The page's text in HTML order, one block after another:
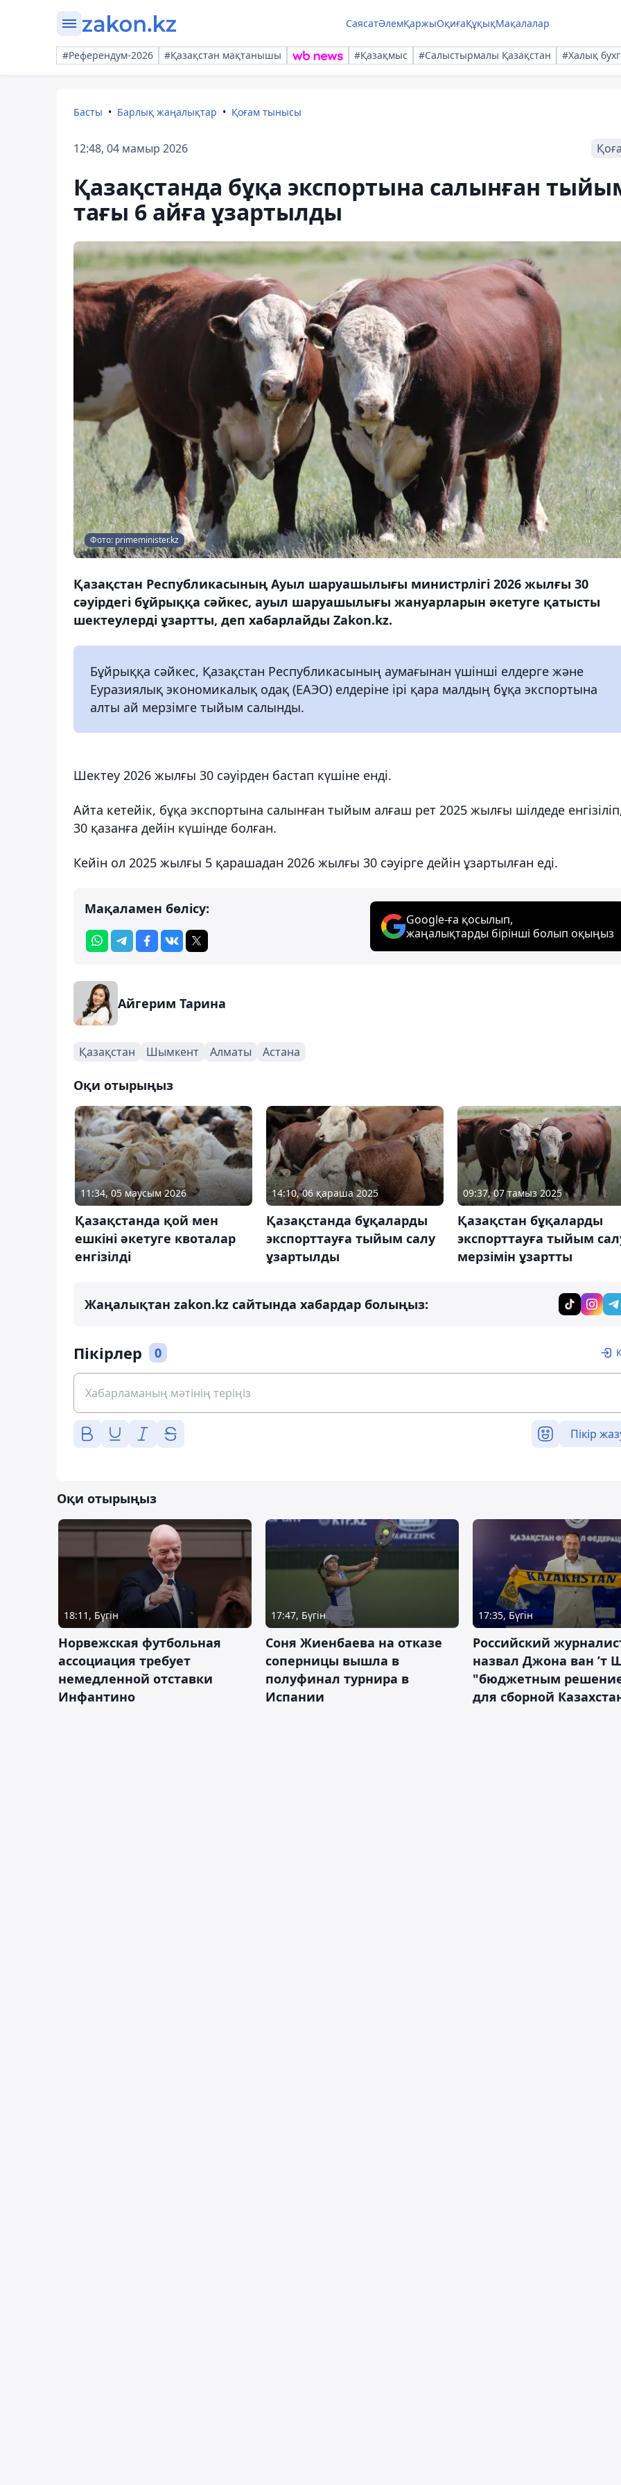
СаясатӘлемҚаржыОқиғаҚұқықМақалалар
#Референдум-2026 #Қазақстан мақтанышы #Қазақмыс #Салыстырмалы Қазақстан #Халық
Басты Барлық жаңалықтар Қоғам тынысы
12:48, 04 мамыр 2026
Қазақстанда бұқа экспортына салынған
тағы 6 айға ұзартылды
Фото: primeminister.kz
Қазақстан Республикасының Ауыл шаруашылығы министрлігі 2026 жылғы 30
сәуірдегі бұйрыққа сәйкес, ауыл шаруашылығы жануарларын әкетуге қатысты
шектеулерді ұзартты, деп хабарлайды Zakon.kz.
Бұйрыққа сәйкес, Қазақстан Республикасының аумағынан үшінші елдерге және
Еуразиялық экономикалық одақ (ЕАЭО) елдеріне ірі қара малдың бұқа экспортына
алты ай мерзімге тыйым салынды.
Шектеу 2026 жылғы 30 сәуірден бастап күшіне енді.
Айта кетейік, бұқа экспортына салынған тыйым алғаш рет 2025 жылғы шілдеде
30 қазанға дейін күшінде болған.
Кейін ол 2025 жылғы 5 қарашадан 2026 жылғы 30 сәуірге дейін ұзартылған еді.
Мақаламен бөлісу:
Google-ға қосылып,
жаңалықтарды бірінші болып оқыңыз
Айгерим Тарина
Қазақстан Шымкент Алматы Астана
Оқи отырыңыз
11:34, 05 маусым 2026
Қазақстанда қой мен
ешкіні әкетуге квоталар
енгізілді
14:10, 06 қараша 2025
Қазақстанда бұқаларды
экспорттауға тыйым салу
ұзартылды
09:37, 07 тамыз 2025
Қазақстан бұқаларды
экспорттауға тыйым
мерзімін ұзартты
Жаңалықтан zakon.kz сайтында хабардар болыңыз:
Пікірлер 0
Пікір
Оқи отырыңыз
18:11, Бүгін
Норвежская футбольная
ассоциация требует
немедленной отставки
Инфантино
17:47, Бүгін
Соня Жиенбаева на отказе
соперницы вышла в
полуфинал турнира в
Испании
17:35, Бүгін
Российский
назвал Джона ван ’т
"бюджетным
для сборной